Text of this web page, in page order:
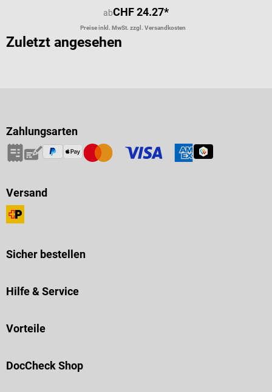
abCHF 24.27*
Preise inkl. MwSt. zzgl. Versandkosten
Zuletzt angesehen
Zahlungsarten
Versand
Sicher bestellen
Hilfe & Service
Vorteile
DocCheck Shop